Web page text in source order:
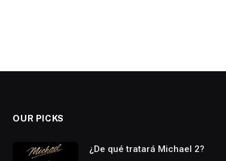
OUR PICKS
¿De qué tratará Michael 2?